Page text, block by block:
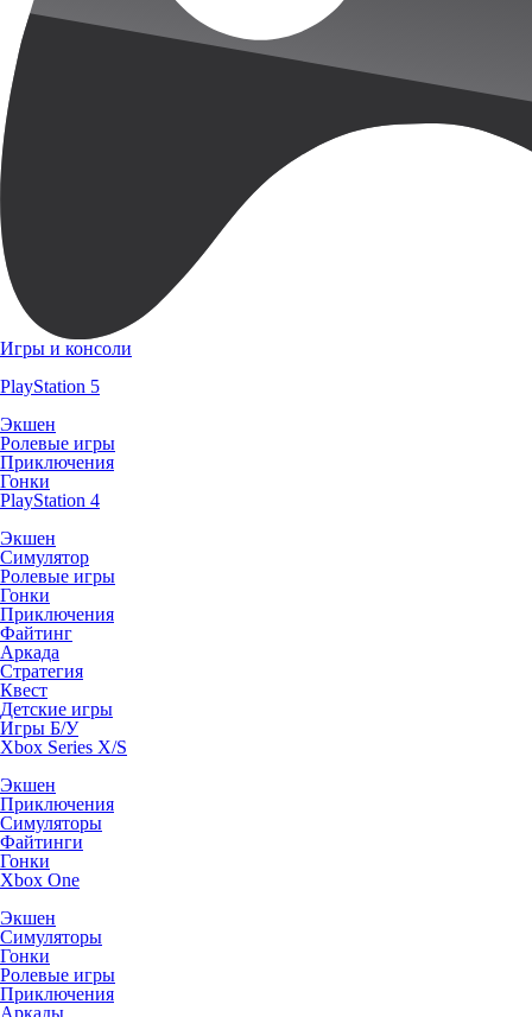
Игры и консоли
PlayStation 5
Экшен
Ролевые игры
Приключения
Гонки
PlayStation 4
Экшен
Симулятор
Ролевые игры
Гонки
Приключения
Файтинг
Аркада
Стратегия
Квест
Детские игры
Игры Б/У
Xbox Series X/S
Экшен
Приключения
Симуляторы
Файтинги
Гонки
Xbox One
Экшен
Симуляторы
Гонки
Ролевые игры
Приключения
Аркады